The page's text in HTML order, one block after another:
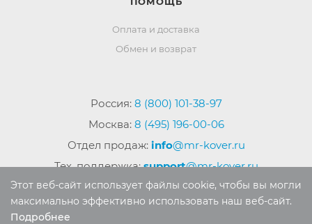
Оплата и доставка
Обмен и возврат
Россия: 8 (800) 101-38-97
Москва: 8 (495) 196-00-06
Отдел продаж: info@mr-kover.ru
Тех. поддержка:support@mr-kover.ru
Этот веб-сайт использует файлы cookie, чтобы вы могли
максимально эффективно использовать наш веб-сайт.
Подробнее